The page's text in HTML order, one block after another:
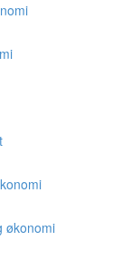
økonomi